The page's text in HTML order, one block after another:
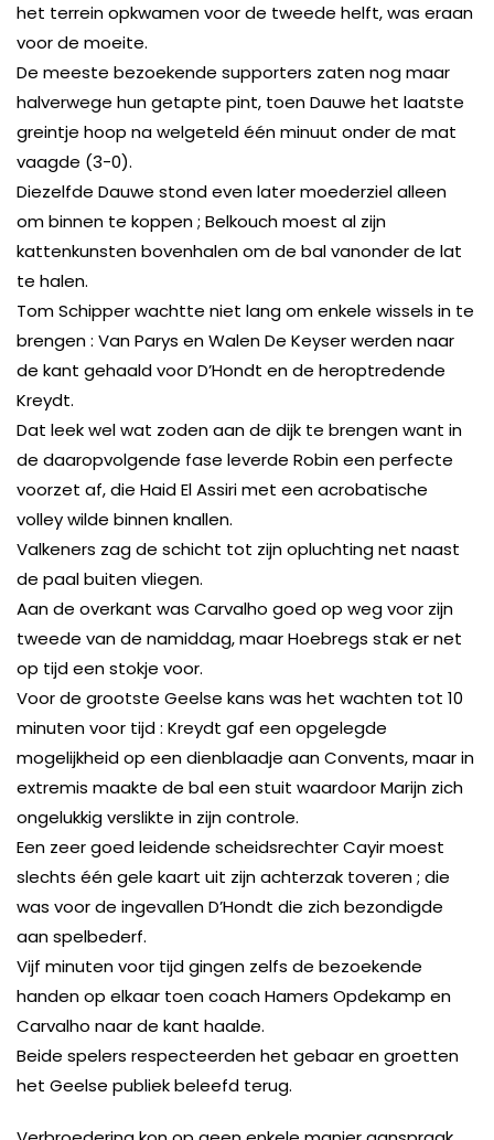
het terrein opkwamen voor de tweede helft, was eraan
voor de moeite.
De meeste bezoekende supporters zaten nog maar
halverwege hun getapte pint, toen Dauwe het laatste
greintje hoop na welgeteld één minuut onder de mat
vaagde (3-0).
Diezelfde Dauwe stond even later moederziel alleen
om binnen te koppen ; Belkouch moest al zijn
kattenkunsten bovenhalen om de bal vanonder de lat
te halen.
Tom Schipper wachtte niet lang om enkele wissels in te
brengen : Van Parys en Walen De Keyser werden naar
de kant gehaald voor D’Hondt en de heroptredende
Kreydt.
Dat leek wel wat zoden aan de dijk te brengen want in
de daaropvolgende fase leverde Robin een perfecte
voorzet af, die Haid El Assiri met een acrobatische
volley wilde binnen knallen.
Valkeners zag de schicht tot zijn opluchting net naast
de paal buiten vliegen.
Aan de overkant was Carvalho goed op weg voor zijn
tweede van de namiddag, maar Hoebregs stak er net
op tijd een stokje voor.
Voor de grootste Geelse kans was het wachten tot 10
minuten voor tijd : Kreydt gaf een opgelegde
mogelijkheid op een dienblaadje aan Convents, maar in
extremis maakte de bal een stuit waardoor Marijn zich
ongelukkig verslikte in zijn controle.
Een zeer goed leidende scheidsrechter Cayir moest
slechts één gele kaart uit zijn achterzak toveren ; die
was voor de ingevallen D’Hondt die zich bezondigde
aan spelbederf.
Vijf minuten voor tijd gingen zelfs de bezoekende
handen op elkaar toen coach Hamers Opdekamp en
Carvalho naar de kant haalde.
Beide spelers respecteerden het gebaar en groetten
het Geelse publiek beleefd terug.